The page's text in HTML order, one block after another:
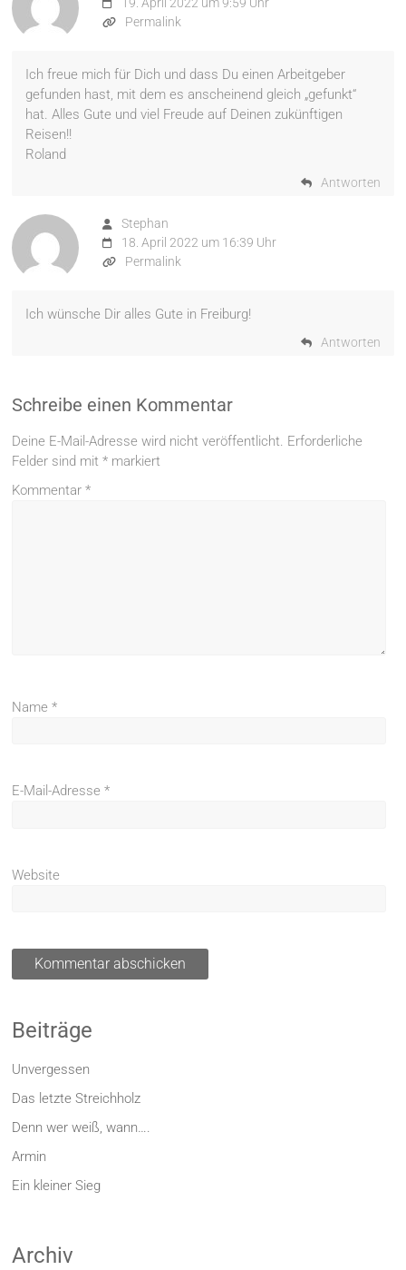
19. April 2022 um 9:59 Uhr
Permalink
Ich freue mich für Dich und dass Du einen Arbeitgeber
gefunden hast, mit dem es anscheinend gleich „gefunkt“
hat. Alles Gute und viel Freude auf Deinen zukünftigen
Reisen!!
Roland
Antworten
Stephan
18. April 2022 um 16:39 Uhr
Permalink
Ich wünsche Dir alles Gute in Freiburg!
Antworten
Schreibe einen Kommentar
Deine E-Mail-Adresse wird nicht veröffentlicht. Erforderliche
Felder sind mit* markiert
Kommentar*
Name*
E-Mail-Adresse*
Website
Beiträge
Unvergessen
Das letzte Streichholz
Denn wer weiß, wann….
Armin
Ein kleiner Sieg
Archiv